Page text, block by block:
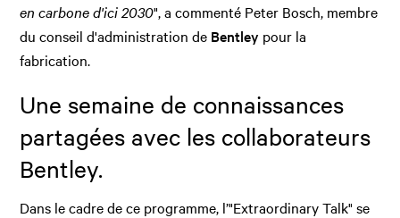
en carbone d'ici 2030", a commenté Peter Bosch, membre
du conseil d'administration de Bentley pour la
fabrication.
Une semaine de connaissances
partagées avec les collaborateurs
Bentley.
Dans le cadre de ce programme, l’"Extraordinary Talk" se